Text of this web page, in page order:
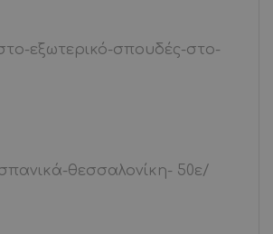
εξωτερικό-σπουδές-στο-
θεσσαλονίκη- 50ε/